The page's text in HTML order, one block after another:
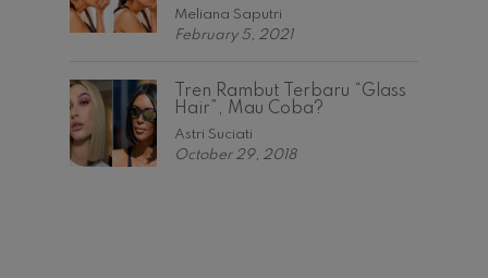
Meliana Saputri
February 5, 2021
Tren Rambut Terbaru “Glass
Hair”, Mau Coba?
Astri Suciati
October 29, 2018